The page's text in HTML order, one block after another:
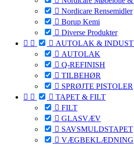
 Nordicare Rensemidler
 Borup Kemi
 Diverse Produkter
   AUTOLAK &
 AUTOLAK
 Q-REFINISH
 TILBEHØR
 SPRØJTE PISTOLER
   TAPET & FILT
 FILT
 GLASVÆV
 SAVSMULDSTAPET
 VÆGBEKLÆDNING